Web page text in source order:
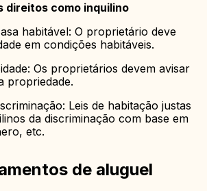
direitos como inquilino
habitável: O proprietário deve
em condições habitáveis.
Os proprietários devem avisar
propriedade.
Leis de habitação justas
da discriminação com base em
etc.
de aluguel